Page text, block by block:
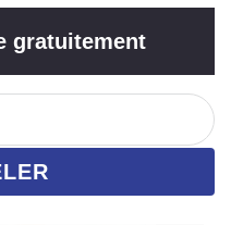
gratuitement